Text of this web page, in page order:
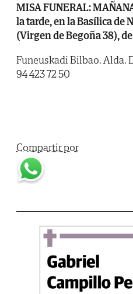
MISA FUNERAL:
la tarde, en la Basílica de
(Virgen de Begoña 38),
Funeuskadi Bilbao. Alda.
94 423 72 50
Compartir por